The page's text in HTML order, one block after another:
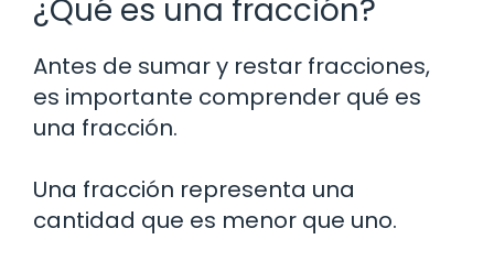
¿Qué es una fracción?
Antes de sumar y restar fracciones,
es importante comprender qué es
una fracción.
Una fracción representa una
cantidad que es menor que uno.